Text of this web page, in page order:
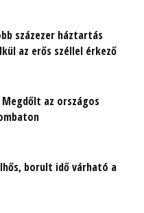
százezer háztartás
az erős széllel érkező
az országos
borult idő várható a